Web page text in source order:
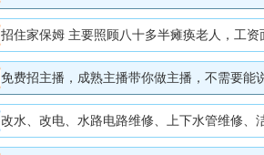
招住家保姆 主要照顾八十多半瘫痪老人，工资
免费招主播，成熟主播带你做主播，不需要能
改水、改电、水路电路维修、上下水管维修、